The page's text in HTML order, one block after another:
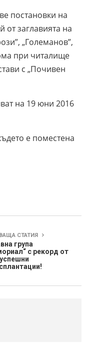
постановки на
от заглавията на
„Големанов”,
при читалище
с „Почивен
на 19 юни 2016
е поместена
СТАТИЯ
група
с рекорд от